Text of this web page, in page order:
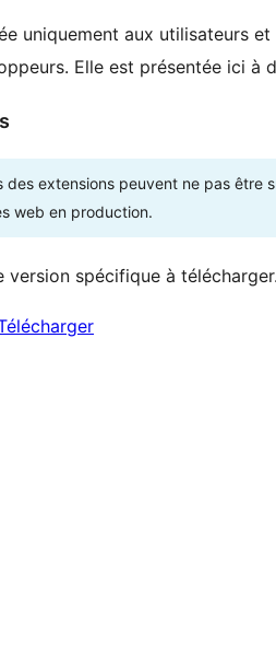
uniquement aux utilisateurs
Elle est présentée ici à
extensions peuvent ne pas être
web en production.
version spécifique à télécharger.